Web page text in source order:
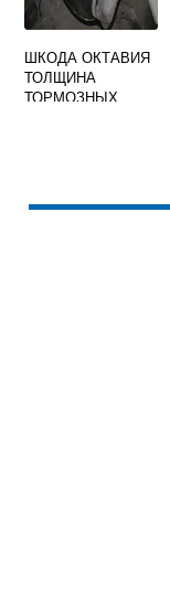
ШКОДА ОКТАВИЯ
ТОЛЩИНА
ТОРМОЗНЫХ